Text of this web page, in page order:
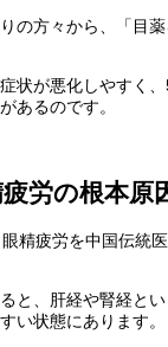
の方々から、「目
状が悪化しやすく
あるのです。
労の根本原
精疲労を中国伝統
と、肝経や腎経と
い状態にあります。